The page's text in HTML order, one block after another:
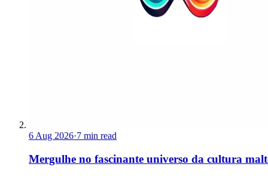
6 Aug 2026·7 min read
Mergulhe no fascinante universo da cultura